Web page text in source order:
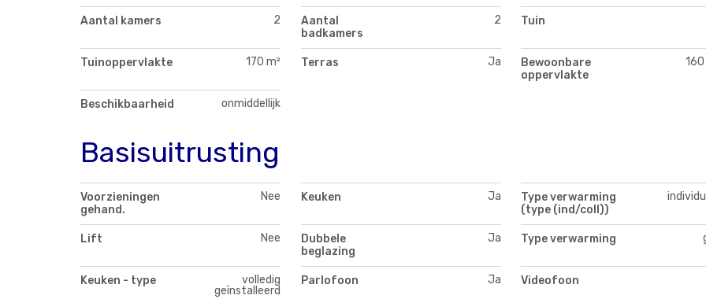
Aantal kamers 2
Aantal
badkamers
2 Tuin
Tuinoppervlakte 170 m² Terras Ja
Bewoonbare
oppervlakte
160
Beschikbaarheid onmiddellijk
Basisuitrusting
Voorzieningen
gehand.
Nee Keuken Ja
Type verwarming
(type (ind/coll))
Lift Nee
Dubbele
beglazing
Ja Type verwarming
Keuken - type
volledig
geïnstalleerd
Parlofoon Ja Videofoon